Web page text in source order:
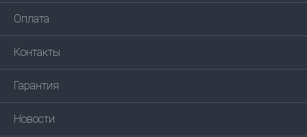
Оплата
Контакты
Гарантия
Новости